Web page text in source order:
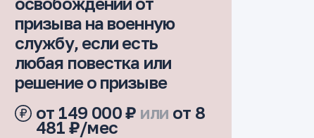
призыва на военную
службу, если есть
любая повестка или
решение о призыве
от 149 000 ₽ или от 8
481 ₽/мес